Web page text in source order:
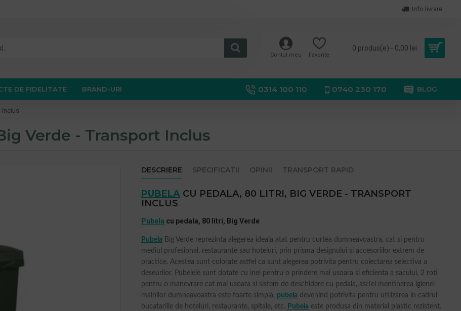
Info livrare
Contul meu Favorite
0 produs(e) - 0,00 lei
DE FIDELITATE BRAND-URI 0314 100 110 0740 230 170 BLOG
Inclus
Verde - Transport Inclus
DESCRIERE SPECIFICATII OPINII TRANSPORT RAPID
PUBELA CU PEDALA, 80 LITRI, BIG VERDE - TRANSPORT
INCLUS
Pubela cu pedala, 80 litri, Big Verde
Pubela Big Verde reprezinta alegerea ideala atat pentru curtea dumneavoastra, cat si pentru
mediul profesional, restaurante sau hoteluri, prin prisma designului si accesoriilor extrem de
practice. Acestea sunt colorate astfel ca sunt alegerea potrivita pentru colectarea selectiva a
deseurilor. Pubelele sunt dotate cu inel pentru o prindere mai usoara si eficienta a sacului, 2 roti
pentru o manevrare cat mai usoara si sistem de deschidere cu pedala, astfel mentinerea igienei
mainilor dumneavoastra este foarte simpla, pubela devenind potrivita pentru utilizarea in cadrul
bucatariile de hoteluri, restaurante, spitale, etc. Pubela este produsa din material plastic rezistent.